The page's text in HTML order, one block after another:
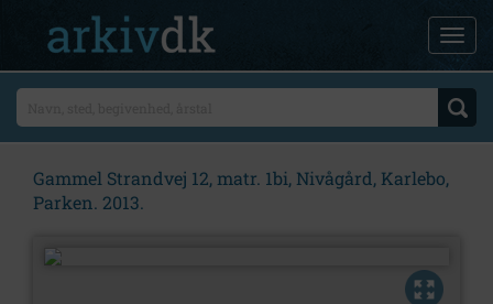
Gammel Strandvej 12, matr. 1bi, Nivågård, Karlebo,
Parken. 2013.